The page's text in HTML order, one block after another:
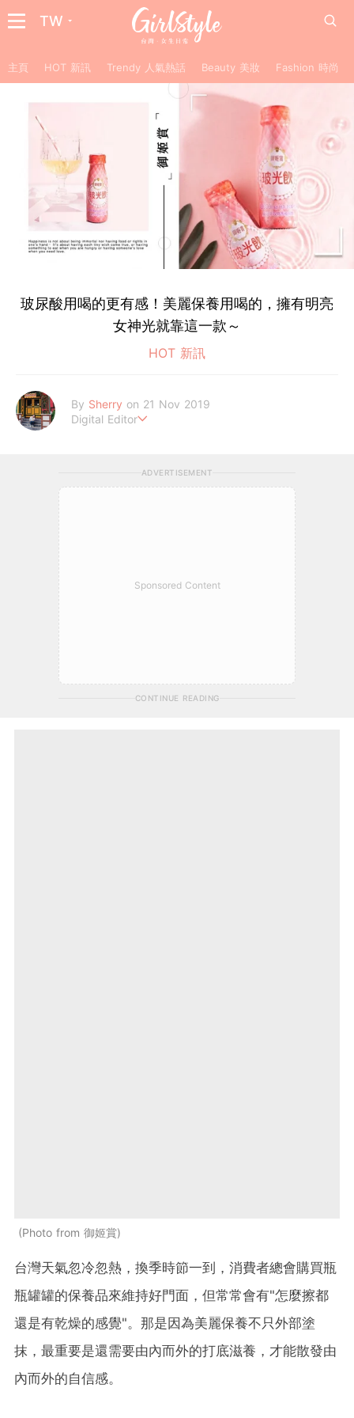
TW
主頁 HOT 新訊 Trendy 人氣熱話 Beauty 美妝 Fashion 時尚
玻尿酸用喝的更有感！美麗保養用喝的，擁有明亮
女神光就靠這一款～
HOT 新訊
By Sherry on 21 Nov 2019
Digital Editor
ADVERTISEMENT
Sponsored Content
CONTINUE READING
Photo from 御姬賞
台灣天氣忽冷忽熱，換季時節一到，消費者總會購買瓶
瓶罐罐的保養品來維持好門面，但常常會有"怎麼擦都
還是有乾燥的感覺"。那是因為美麗保養不只外部塗
抹，最重要是還需要由內而外的打底滋養，才能散發由
內而外的自信感。